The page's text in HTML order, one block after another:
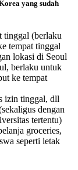
yang sudah
tinggal (berlaku
tempat tinggal
lokasi di Seoul
berlaku untuk
ke tempat
izin tinggal, dll
dengan
tertentu)
groceries,
seperti letak